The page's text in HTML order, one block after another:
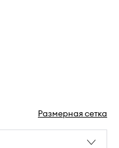
Размерная сетка